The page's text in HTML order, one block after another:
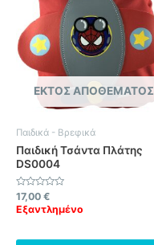
ΕΚΤΌΣ ΑΠΟΘΈΜΑΤΟΣ
Παιδικά - Βρεφικά
Παιδική Τσάντα Πλάτης
DS0004
Βαθμολογήθηκε
0
17,00 €
Εξαντλημένο